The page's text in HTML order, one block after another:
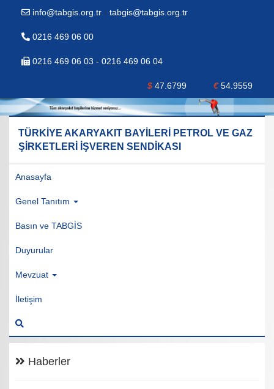
info@tabgis.org.tr - tabgis@tabgis.org.tr
0216 469 06 00
0216 469 06 03 - 0216 469 06 04
$ 47.6799 €54.9559
TÜRKİYE AKARYAKIT BAYİLERİ PETROL VE GAZ
ŞİRKETLERİ İŞVEREN SENDİKASI
Anasayfa
Genel Tanıtım
Basın ve TABGİS
Duyurular
Mevzuat
İletişim
Haberler